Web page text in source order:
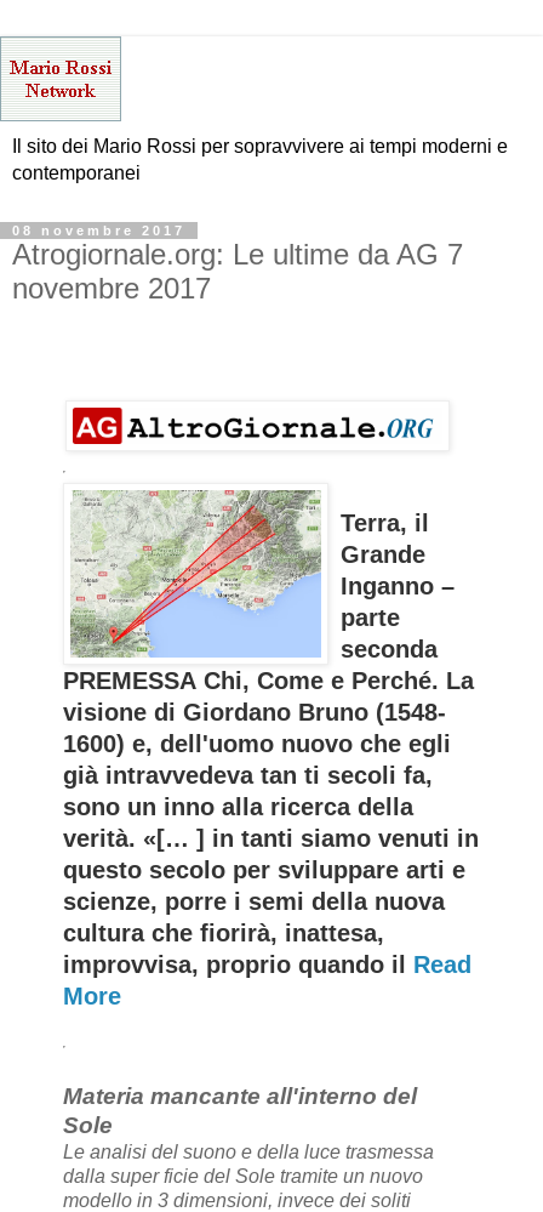
Il sito dei Mario Rossi per sopravvivere ai tempi moderni e
contemporanei
08 novembre 2017
Atrogiornale.org: Le ultime da AG 7
novembre 2017
Terra, il
Grande
Inganno –
parte
seconda
PREMESSA Chi, Come e Perché. La
visione di Giordano Bruno (1548-
1600) e, dell'uomo nuovo che egli
già intravvedeva tan ti secoli fa,
sono un inno alla ricerca della
verità. «[… ] in tanti siamo venuti in
questo secolo per sviluppare arti e
scienze, porre i semi della nuova
cultura che fiorirà, inattesa,
improvvisa, proprio quando il Read
More
Materia mancante all'interno del
Sole
Le analisi del suono e della luce trasmessa
dalla super ficie del Sole tramite un nuovo
modello in 3 dimensioni, invece dei soliti